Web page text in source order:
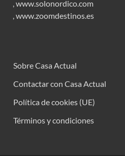
www.solonordico.com
www.zoomdestinos.es
Sobre Casa Actual
Contactar con Casa Actual
Política de cookies (UE)
Términos y condiciones